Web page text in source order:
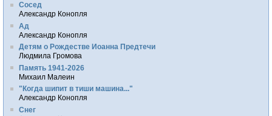
Сосед
Александр Конопля
Ад
Александр Конопля
Детям о Рождестве Иоанна Предтечи
Людмила Громова
Память 1941-2026
Михаил Малеин
"Когда шипит в тиши машина..."
Александр Конопля
Снег